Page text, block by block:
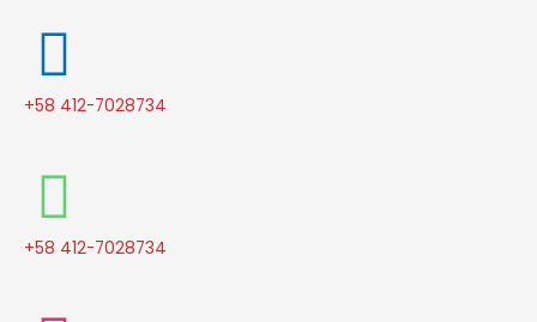
+58 412-7028734
+58 412-7028734